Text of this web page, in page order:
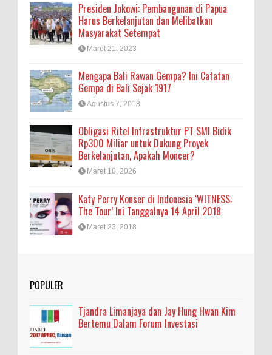
Presiden Jokowi: Pembangunan di Papua
Harus Berkelanjutan dan Melibatkan
Masyarakat Setempat
Maret 21, 2023
Mengapa Bali Rawan Gempa? Ini Catatan
Gempa di Bali Sejak 1917
Agustus 7, 2018
Obligasi Ritel Infrastruktur PT SMI Bidik
Rp300 Miliar untuk Dukung Proyek
Berkelanjutan, Apakah Moncer?
Maret 10, 2026
Katy Perry Konser di Indonesia ‘WITNESS:
The Tour’ Ini Tanggalnya 14 April 2018
Maret 23, 2018
POPULER
Tjandra Limanjaya dan Jay Hung Hwan Kim
Bertemu Dalam Forum Investasi